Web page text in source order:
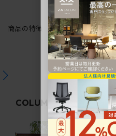
商品の特徴
COLUMN 関連コラム